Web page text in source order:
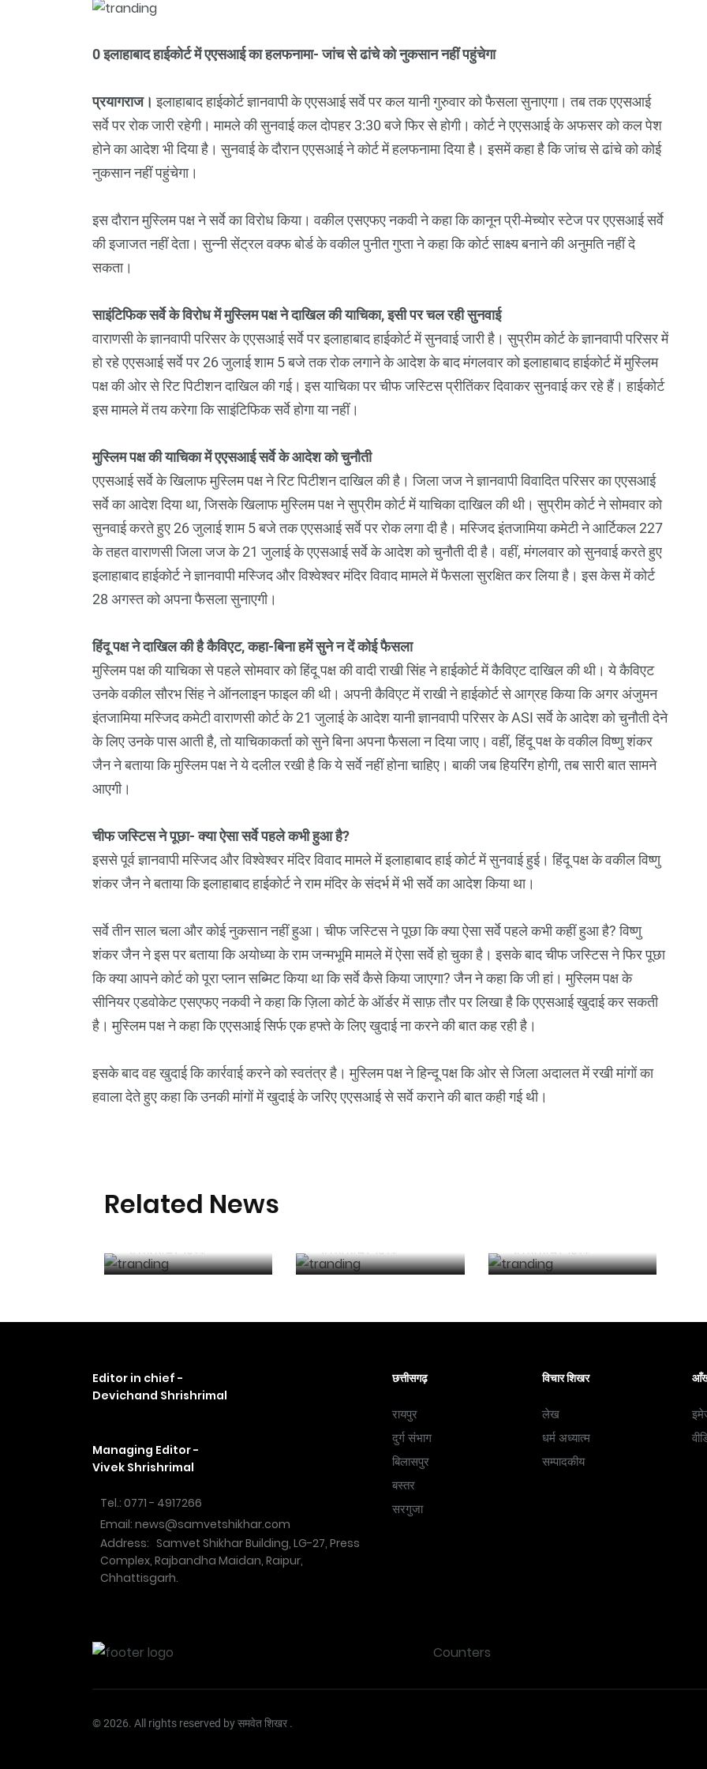
0 इलाहाबाद हाईकोर्ट में एएसआई का हलफनामा- जांच से ढांचे को नुकसान नहीं पहुंचेगा
प्रयागराज।इलाहाबाद हाईकोर्ट ज्ञानवापी के एएसआई सर्वे पर कल यानी गुरुवार को फैसला सुनाएगा। तब तक एएसआई
सर्वे पर रोक जारी रहेगी। मामले की सुनवाई कल दोपहर 3:30 बजे फिर से होगी। कोर्ट ने एएसआई के अफसर को कल पेश
होने का आदेश भी दिया है। सुनवाई के दौरान एएसआई ने कोर्ट में हलफनामा दिया है। इसमें कहा है कि जांच से ढांचे को कोई
नुकसान नहीं पहुंचेगा।
इस दौरान मुस्लिम पक्ष ने सर्वे का विरोध किया। वकील एसएफए नकवी ने कहा कि कानून प्री-मेच्योर स्टेज पर एएसआई सर्वे
की इजाजत नहीं देता। सुन्नी सेंट्रल वक्फ बोर्ड के वकील पुनीत गुप्ता ने कहा कि कोर्ट साक्ष्य बनाने की अनुमति नहीं दे
सकता।
साइंटिफिक सर्वे के विरोध में मुस्लिम पक्ष ने दाखिल की याचिका, इसी पर चल रही सुनवाई
वाराणसी के ज्ञानवापी परिसर के एएसआई सर्वे पर इलाहाबाद हाईकोर्ट में सुनवाई जारी है। सुप्रीम कोर्ट के ज्ञानवापी परिसर में
हो रहे एएसआई सर्वे पर 26 जुलाई शाम 5 बजे तक रोक लगाने के आदेश के बाद मंगलवार को इलाहाबाद हाईकोर्ट में मुस्लिम
पक्ष की ओर से रिट पिटीशन दाखिल की गई। इस याचिका पर चीफ जस्टिस प्रीतिंकर दिवाकर सुनवाई कर रहे हैं। हाईकोर्ट
इस मामले में तय करेगा कि साइंटिफिक सर्वे होगा या नहीं।
मुस्लिम पक्ष की याचिका में एएसआई सर्वे के आदेश को चुनौती
एएसआई सर्वे के खिलाफ मुस्लिम पक्ष ने रिट पिटीशन दाखिल की है। जिला जज ने ज्ञानवापी विवादित परिसर का एएसआई
सर्वे का आदेश दिया था, जिसके खिलाफ मुस्लिम पक्ष ने सुप्रीम कोर्ट में याचिका दाखिल की थी। सुप्रीम कोर्ट ने सोमवार को
सुनवाई करते हुए 26 जुलाई शाम 5 बजे तक एएसआई सर्वे पर रोक लगा दी है। मस्जिद इंतजामिया कमेटी ने आर्टिकल 227
के तहत वाराणसी जिला जज के 21 जुलाई के एएसआई सर्वे के आदेश को चुनौती दी है। वहीं, मंगलवार को सुनवाई करते हुए
इलाहाबाद हाईकोर्ट ने ज्ञानवापी मस्जिद और विश्वेश्वर मंदिर विवाद मामले में फैसला सुरक्षित कर लिया है। इस केस में कोर्ट
28 अगस्त को अपना फैसला सुनाएगी।
हिंदू पक्ष ने दाखिल की है कैविएट, कहा-बिना हमें सुने न दें कोई फैसला
मुस्लिम पक्ष की याचिका से पहले सोमवार को हिंदू पक्ष की वादी राखी सिंह ने हाईकोर्ट में कैविएट दाखिल की थी। ये कैविएट ​​​​​​
उनके वकील सौरभ सिंह ने ऑनलाइन फाइल की थी। अपनी कैविएट में राखी ने हाईकोर्ट से आग्रह किया कि अगर अंजुमन
इंतजामिया मस्जिद कमेटी वाराणसी कोर्ट के 21 जुलाई के आदेश यानी ज्ञानवापी परिसर के ASI सर्वे के आदेश को चुनौती देने
के लिए उनके पास आती है, तो याचिकाकर्ता को सुने बिना अपना फैसला न दिया जाए। वहीं, हिंदू पक्ष के वकील विष्णु शंकर
जैन ने बताया कि मुस्लिम पक्ष ने ये दलील रखी है कि ये सर्वे नहीं होना चाहिए। बाकी जब हियरिंग होगी, तब सारी बात सामने
आएगी।
चीफ जस्टिस ने पूछा- क्या ऐसा सर्वे पहले कभी हुआ है?
इससे पूर्व ज्ञानवापी मस्जिद और विश्वेश्वर मंदिर विवाद मामले में इलाहाबाद हाई कोर्ट में सुनवाई हुई। हिंदू पक्ष के वकील विष्णु
शंकर जैन ने बताया कि इलाहाबाद हाईकोर्ट ने राम मंदिर के संदर्भ में भी सर्वे का आदेश किया था।
सर्वे तीन साल चला और कोई नुकसान नहीं हुआ। चीफ जस्टिस ने पूछा कि क्या ऐसा सर्वे पहले कभी कहीं हुआ है? विष्णु
शंकर जैन ने इस पर बताया कि अयोध्या के राम जन्मभूमि मामले में ऐसा सर्वे हो चुका है। इसके बाद चीफ जस्टिस ने फिर पूछा
कि क्या आपने कोर्ट को पूरा प्लान सब्मिट किया था कि सर्वे कैसे किया जाएगा? जैन ने कहा कि जी हां। मुस्लिम पक्ष के
सीनियर एडवोकेट एसएफए नकवी ने कहा कि ज़िला कोर्ट के ऑर्डर में साफ़ तौर पर लिखा है कि एएसआई खुदाई कर सकती
है। मुस्लिम पक्ष ने कहा कि एएसआई सिर्फ एक हफ्ते के लिए खुदाई ना करने की बात कह रही है।
इसके बाद वह खुदाई कि कार्रवाई करने को स्वतंत्र है। मुस्लिम पक्ष ने हिन्दू पक्ष कि ओर से जिला अदालत में रखी मांगों का
हवाला देते हुए कहा कि उनकी मांगों में खुदाई के जरिए एएसआई से सर्वे कराने की बात कही गई थी।
Related News
प्रयागराज में रहूंगा,
समवेत शिखर नेटवर्क
मंजूर
समवेत शिखर नेटवर्क समवेत शिखर नेटवर्क
Editor in chief -
Devichand Shrishrimal
Managing Editor -
Vivek Shrishrimal
Tel.: 0771 - 4917266
Email: news@samvetshikhar.com
Address: Samvet Shikhar Building, LG-27, Press
Complex, Rajbandha Maidan, Raipur,
Chhattisgarh.
छत्तीसगढ़
रायपुर
दुर्ग संभाग
बिलासपुर
बस्तर
सरगुजा
विचार शिखर
लेख
धर्म अध्यात्म
सम्पादकीय
Counters
© 2026. All rights reserved by समवेत शिखर .